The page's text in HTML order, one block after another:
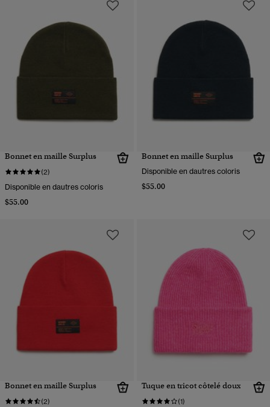
Bonnet en maille Surplus
(2)
Disponible en dautres coloris
$55.00
Bonnet en maille Surplus
Disponible en dautres coloris
$55.00
Bonnet en maille Surplus
(2)
Tuque en tricot côtelé doux
(1)